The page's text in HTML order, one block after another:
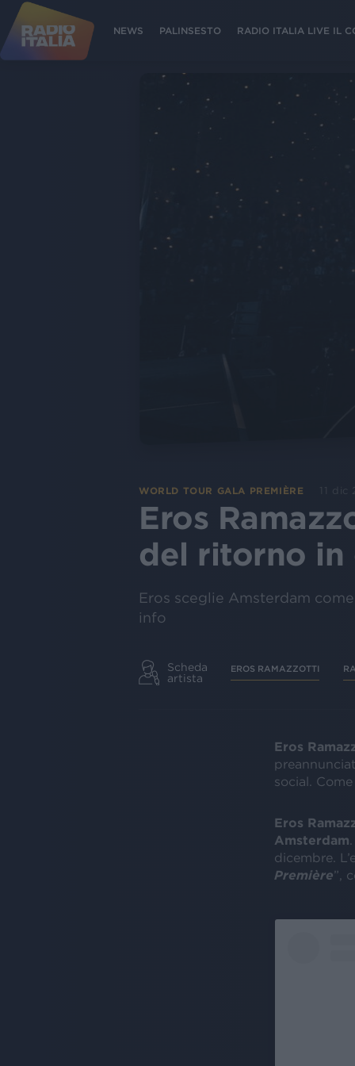
NEWS PALINSESTO RADIO ITALIA LIVE IL
WORLD TOUR GALA PREMIÈRE 11 dic
Eros
del ritorno in
Eros sceglie Amsterdam
info
Scheda
artista
EROS RAMAZZOTTI
Eros
social.
Eros
Amsterdam
dicembre.
Première”,